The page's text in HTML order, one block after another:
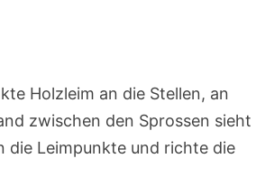
Holzleim an die Stellen, an
zwischen den Sprossen sieht
die Leimpunkte und richte die